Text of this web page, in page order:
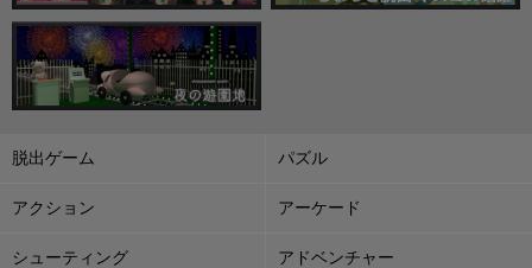
脱出ゲーム パズル
アクション アーケード
シューティング アドベンチャー